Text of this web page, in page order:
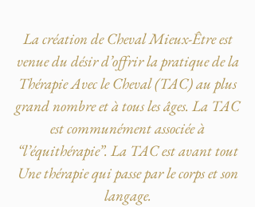
La création de Cheval Mieux-Être est
venue du désir d’offrir la pratique de la
Thérapie Avec le Cheval (TAC) au plus
grand nombre et à tous les âges. La TAC
est communément associée à
“l’équithérapie”. La TAC est avant tout
Une thérapie qui passe par le corps et son
langage.